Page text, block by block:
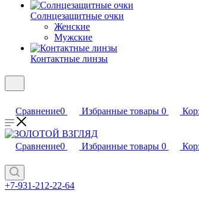
Солнцезащитные очки
Женские
Мужские
Контактные линзы
Сравнение0 Избранные товары 0
Сравнение0 Избранные товары 0
+7-931-212-22-64